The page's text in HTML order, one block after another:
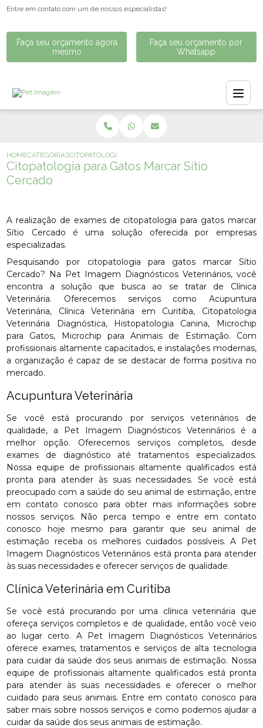
Entre em contato com um de nossos especialistas!
Faça seu orçamento agora
mesmo
Faça seu orçamento por
Whatsapp
HOMECATEGORIASCITOPATOLOGIA PARA GATOS MARCAR SÍTIO CERCADO
Citopatologia para Gatos Marcar Sítio
Cercado
A realização de exames de citopatologia para gatos marcar
Sítio Cercado é uma solução oferecida por empresas
especializadas.
Pesquisando por citopatologia para gatos marcar Sítio
Cercado? Na Pet Imagem Diagnósticos Veterinários, você
encontra a solução que busca ao se tratar de Clínica
Veterinária. Oferecemos serviços como Acupuntura
Veterinária, Clínica Veterinária em Curitiba, Citopatologia
Veterinária Diagnóstica, Histopatologia Canina, Microchip
para Gatos, Microchip para Animais de Estimação. Com
profissionais altamente capacitados, e instalações modernas,
a organização é capaz de se destacar de forma positiva no
mercado.
Acupuntura Veterinária
Se você está procurando por serviços veterinários de
qualidade, a Pet Imagem Diagnósticos Veterinários é a
melhor opção. Oferecemos serviços completos, desde
exames de diagnóstico até tratamentos especializados.
Nossa equipe de profissionais altamente qualificados está
pronta para atender às suas necessidades. Se você está
preocupado com a saúde do seu animal de estimação, entre
em contato conosco para obter mais informações sobre
nossos serviços. Não perca tempo e entre em contato
conosco hoje mesmo para garantir que seu animal de
estimação receba os melhores cuidados possíveis. A Pet
Imagem Diagnósticos Veterinários está pronta para atender
às suas necessidades e oferecer serviços de qualidade.
Clínica Veterinária em Curitiba
Se você está procurando por uma clínica veterinária que
ofereça serviços completos e de qualidade, então você veio
ao lugar certo. A Pet Imagem Diagnósticos Veterinários
oferece exames, tratamentos e serviços de alta tecnologia
para cuidar da saúde dos seus animais de estimação. Nossa
equipe de profissionais altamente qualificados está pronta
para atender às suas necessidades e oferecer o melhor
cuidado para seus animais. Entre em contato conosco para
saber mais sobre nossos serviços e como podemos ajudar a
cuidar da saúde dos seus animais de estimação.